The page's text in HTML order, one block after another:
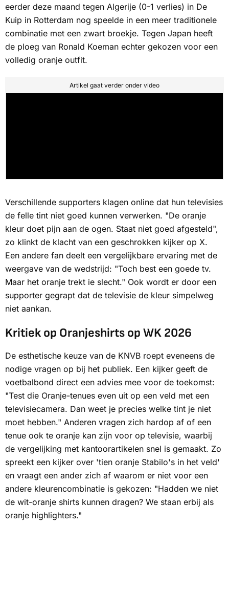
eerder deze maand tegen Algerije (0-1 verlies) in De
Kuip in Rotterdam nog speelde in een meer traditionele
combinatie met een zwart broekje. Tegen Japan heeft
de ploeg van Ronald Koeman echter gekozen voor een
volledig oranje outfit.
Artikel gaat verder onder video
Verschillende supporters klagen online dat hun televisies
de felle tint niet goed kunnen verwerken. "De oranje
kleur doet pijn aan de ogen. Staat niet goed afgesteld",
zo klinkt de klacht van een geschrokken kijker op X.
Een andere fan deelt een vergelijkbare ervaring met de
weergave van de wedstrijd: "Toch best een goede tv.
Maar het oranje trekt ie slecht." Ook wordt er door een
supporter gegrapt dat de televisie de kleur simpelweg
niet aankan.
Kritiek op Oranjeshirts op WK 2026
De esthetische keuze van de KNVB roept eveneens de
nodige vragen op bij het publiek. Een kijker geeft de
voetbalbond direct een advies mee voor de toekomst:
"Test die Oranje-tenues even uit op een veld met een
televisiecamera. Dan weet je precies welke tint je niet
moet hebben." Anderen vragen zich hardop af of een
tenue ook te oranje kan zijn voor op televisie, waarbij
de vergelijking met kantoorartikelen snel is gemaakt. Zo
spreekt een kijker over 'tien oranje Stabilo's in het veld'
en vraagt een ander zich af waarom er niet voor een
andere kleurencombinatie is gekozen: "Hadden we niet
de wit-oranje shirts kunnen dragen? We staan erbij als
oranje highlighters."